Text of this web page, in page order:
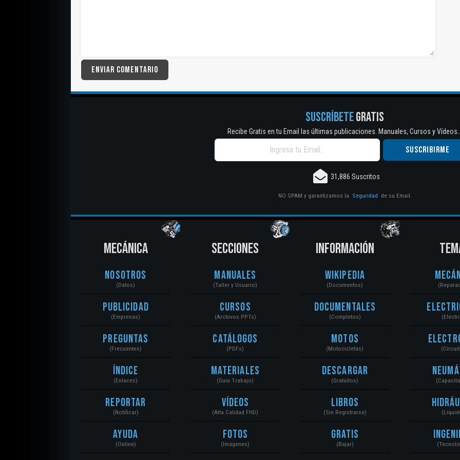
SUSCRÍBETEGRATIS
Recibe Gratis en tu Email las últimas publicaciones. Manuales, Cursos y
31,886 Suscritos
NO SPAM y garantizamos la Seguridad de su Email.
MECÁNICA
Nosotros
(Datos)
Publicidad
(Empresas)
Preguntas
(Frecuentes)
Índice
(Enlaces)
Reportar
(Notificar)
Ayuda
(Online)
SECCIONES
Manuales
(Taller y Usuario)
Cursos
(Archivos PPTs)
Catálogos
(PDFs)
Materiales
(Guía Trabajo)
Vídeos
(Alta Calidad FHD)
Fotos
(Imágenes)
INFORMACIÓN
Wikipedia
(Documentos)
Documentales
(Completos)
Motos
(Motocicletas)
Descargar
(Gratuitos)
Libros
(Sin Registrarse)
Gratis
(Bajar)